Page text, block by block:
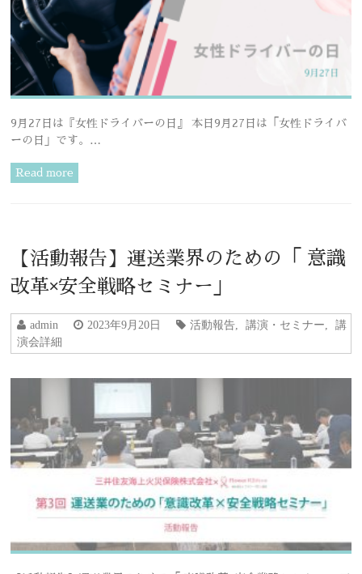
9月27日は『女性ドライバーの日』 本日9月27日は「女性ドライバ
ーの日」です。…
Read more
【活動報告】運送業界のための「 意識
改革×安全戦略セミナー」
admin 2023年9月20日 活動報告 講演・セミナー
講
演会詳細